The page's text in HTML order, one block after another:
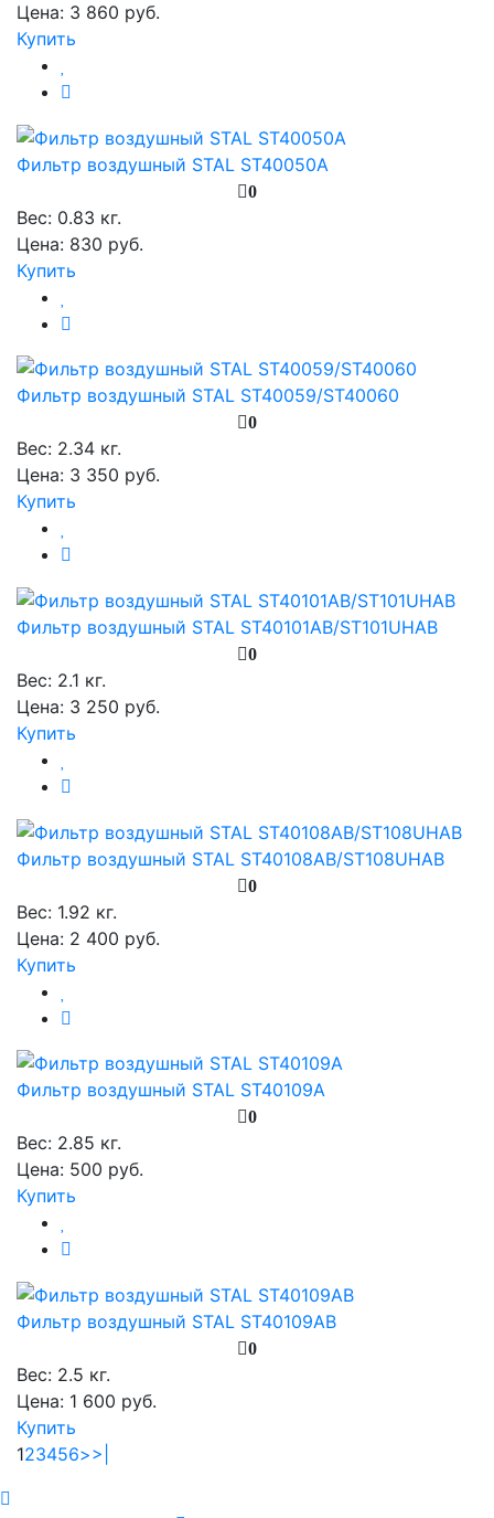
Цена: 3 860 руб.
Купить
Фильтр воздушный STAL ST40050A
0
Вес: 0.83 кг.
Цена: 830 руб.
Купить
Фильтр воздушный STAL ST40059/ST40060
0
Вес: 2.34 кг.
Цена: 3 350 руб.
Купить
Фильтр воздушный STAL ST40101AB/ST101UHAB
0
Вес: 2.1 кг.
Цена: 3 250 руб.
Купить
Фильтр воздушный STAL ST40108AB/ST108UHAB
0
Вес: 1.92 кг.
Цена: 2 400 руб.
Купить
Фильтр воздушный STAL ST40109A
0
Вес: 2.85 кг.
Цена: 500 руб.
Купить
Фильтр воздушный STAL ST40109AB
0
Вес: 2.5 кг.
Цена: 1 600 руб.
Купить
123456>>|